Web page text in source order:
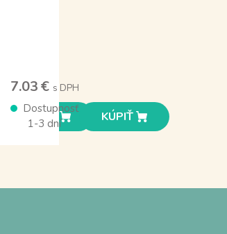
KÚPIŤ
7.03 € s DPH
Dostupnosť
1-3 dní
KÚPIŤ